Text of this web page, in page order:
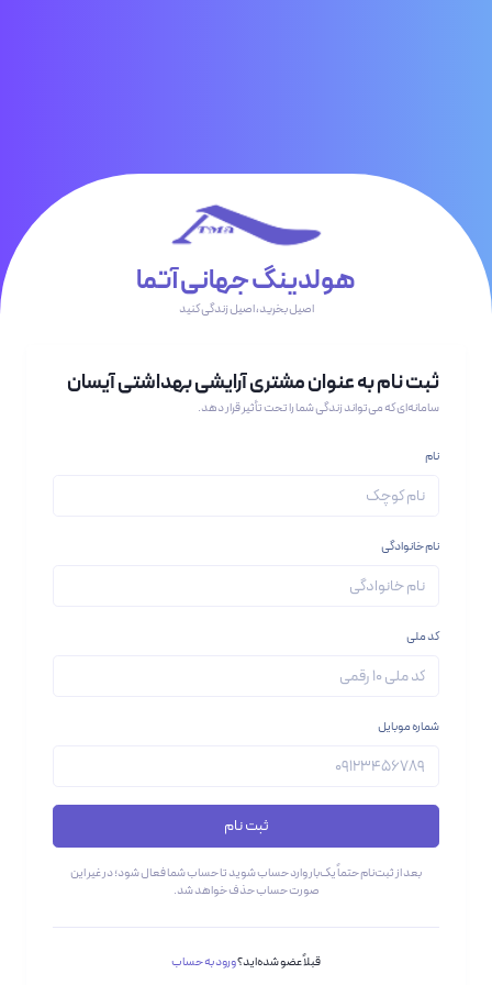
هولدینگ جهانی آتما
اصیل بخرید، اصیل زندگی کنید
ثبت نام به عنوان مشتری آرایشی بهداشتی آیسان
سامانه‌ای که می‌تواند زندگی شما را تحت تأثیر قرار دهد.
نام
نام خانوادگی
کد ملی
شماره موبایل
ثبت نام
بعد از ثبت‌نام حتماً یک‌بار وارد حساب شوید تا حساب شما فعال شود؛ در غیر این
صورت حساب حذف خواهد شد.
قبلاً عضو شده‌اید؟ورود به حساب